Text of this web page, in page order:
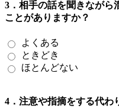
3．相手の話を聞きながら
ことがありますか？
よくある
ときどき
ほとんどない
4．注意や指摘をする代わ